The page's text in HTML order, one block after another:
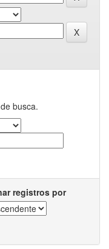
busca.
registros por